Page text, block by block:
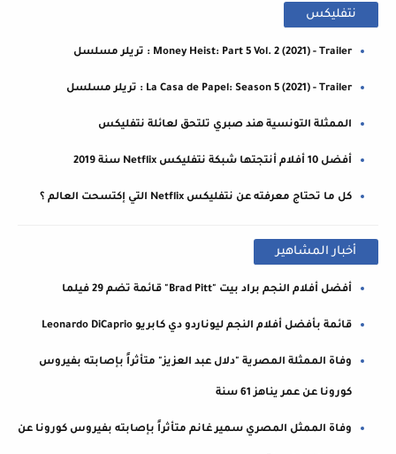
نتفليكس
Money Heist: Part 5 Vol. 2 (2021) - Trailer : تريلر مسلسل
La Casa de Papel: Season 5 (2021) - Trailer : تريلر مسلسل
الممثلة التونسية هند صبري تلتحق لعائلة نتفليكس
أفضل 10 أفلام أنتجتها شبكة نتفليكس Netflix سنة 2019
كل ما تحتاج معرفته عن نتفليكس Netflix التي إكتسحت العالم ؟
أخبار المشاهير
أفضل أفلام النجم براد بيت "Brad Pitt" قائمة تضم 29 فيلما
قائمة بأفضل أفلام النجم ليوناردو دي كابريو Leonardo DiCaprio
وفاة الممثلة المصرية "دلال عبد العزيز" متأثراً بإصابته بفيروس
كورونا عن عمر يناهز 61 سنة
وفاة الممثل المصري سمير غانم متأثراً بإصابته بفيروس كورونا عن